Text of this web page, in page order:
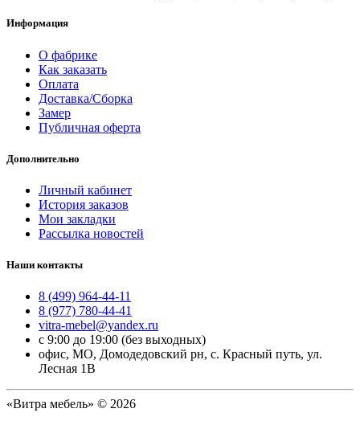
Информация
О фабрике
Как заказать
Оплата
Доставка/Сборка
Замер
Публичная оферта
Дополнительно
Личный кабинет
История заказов
Мои закладки
Рассылка новостей
Наши контакты
8 (499) 964-44-11
8 (977) 780-44-41
vitra-mebel@yandex.ru
с 9:00 до 19:00 (без выходных)
офис, МО, Домодедовский рн, с. Красный путь, ул.
Лесная 1В
«Витра мебель» © 2026